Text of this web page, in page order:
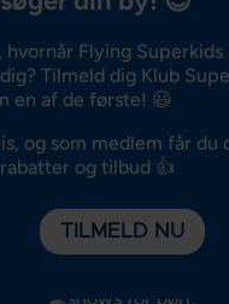
hvornår Flying
Tilmeld dig Klub
en af de første! 😃
og som medlem får du
og tilbud 👍
TILMELD NU